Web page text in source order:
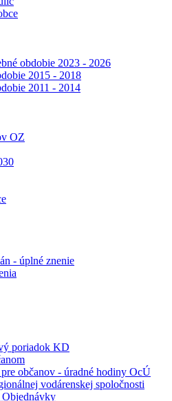
obdobie 2023 - 2026
2015 - 2018
2011 - 2014
OZ
- úplné znenie
poriadok KD
občanov - úradné hodiny OcÚ
vodárenskej spoločnosti